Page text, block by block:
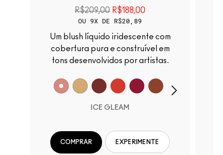
R$209,00 R$188,00
OU 9X DE R$20,89
Um blush líquido iridescente com
cobertura pura e construível em
tons desenvolvidos por artistas.
ICE GLEAM
COMPRAR EXPERIMENTE